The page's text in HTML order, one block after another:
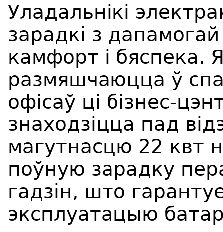
Уладальнікі
зарадкі з
камфорт і бяспека.
размяшчаюцца ў
офісаў ці бізнес-
знаходзіцца пад
магутнасцю 22 квт
поўную зарадку
гадзін, што
эксплуатацыю